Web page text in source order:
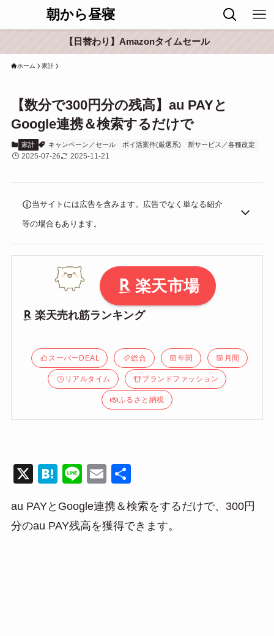
朝から昼寝
【日替わり】Amazonタイムセール
ホーム 家計
【数分で300円分の残高】au PAYと
Google連携＆検索するだけで
家計 キャンペーン／セール ポイ活案件(厳選系) 新サービス／各種改定
2025-07-26 2025-11-21
当サイトには広告を含みます。広告でなく単なる紹介
等の場合もあります。
楽天市場
楽天売れ筋ランキング
スーパーDEAL 総合 年間 月間
リアルタイム ブランドファッション
ふるさと納税
X
H
e
n
Li
e
E
ail
au PAYとGoogle連携＆検索をするだけで、300円
分のau PAY残高を獲得できます。